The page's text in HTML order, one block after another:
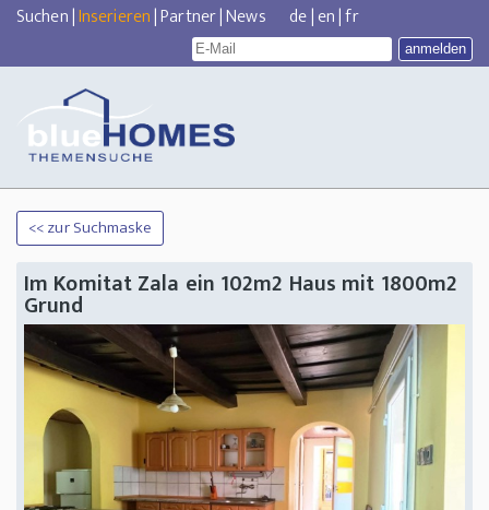
Suchen|Inserieren|Partner|News de|en|fr
<< zur Suchmaske
Im Komitat Zala ein 102m2 Haus mit 1800m2
Grund